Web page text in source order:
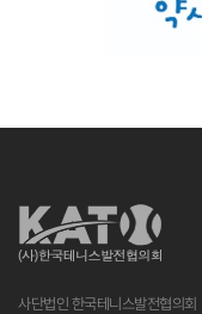
사단법인 한국테니스발전협의회